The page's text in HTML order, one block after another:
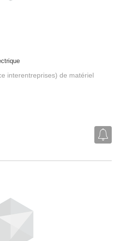
interentreprises) de matériel